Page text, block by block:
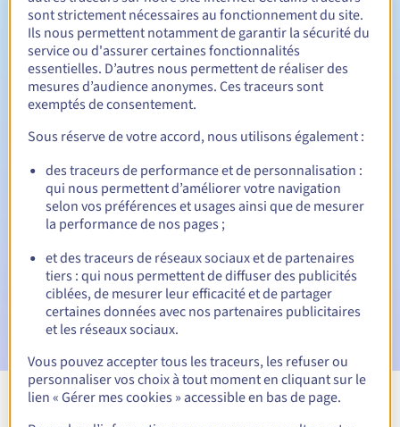
Durée de renouvellement Entre 1 et 10 ans
Période de rédemption
Notifications automatiques :
E-mails d'avertissement : 60, 30, 15, 7 et 3 jours avant la
date d'échéance
E-mail le jour de l'expiration
pour notification de la
suspension du nom de domaine
E-mail après la période de grâce de rédemptionpour
notification de la suppression du nom de domaine
sont strictement nécessaires au fonctionnement du site.
Ils nous permettent notamment de garantir la sécurité du
service ou d'assurer certaines fonctionnalités
essentielles. D’autres nous permettent de réaliser des
mesures d’audience anonymes. Ces traceurs sont
exemptés de consentement.
Sous réserve de votre accord, nous utilisons également :
des traceurs de performance et de personnalisation :
qui nous permettent d’améliorer votre navigation
selon vos préférences et usages ainsi que de mesurer
la performance de nos pages ;
et des traceurs de réseaux sociaux et de partenaires
tiers : qui nous permettent de diffuser des publicités
ciblées, de mesurer leur efficacité et de partager
certaines données avec nos partenaires publicitaires
et les réseaux sociaux.
Vous pouvez accepter tous les traceurs, les refuser ou
personnaliser vos choix à tout moment en cliquant sur le
lien « Gérer mes cookies » accessible en bas de page.